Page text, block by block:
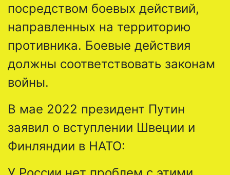
посредством боевых действий,
направленных на территорию
противника. Боевые действия
должны соответствовать законам
войны.
В мае 2022 президент Путин
заявил о вступлении Швеции и
Финляндии в НАТО: